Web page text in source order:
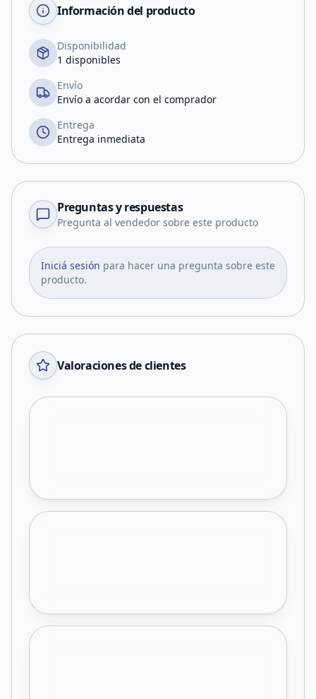
Información del producto
Disponibilidad
1 disponibles
Envío
Envío a acordar con el comprador
Entrega
Entrega inmediata
Preguntas y respuestas
Pregunta al vendedor sobre este producto
Iniciá sesión para hacer una pregunta sobre este
producto.
Valoraciones de clientes